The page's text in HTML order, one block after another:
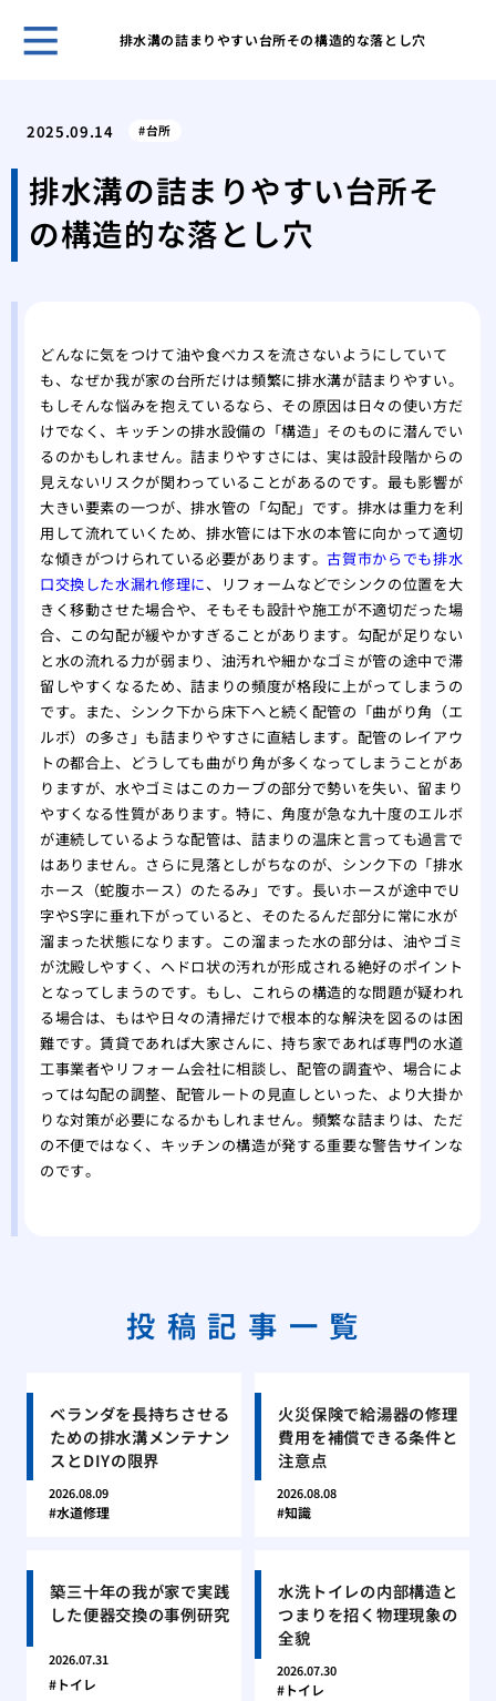
排水溝の詰まりやすい台所その構造的な落とし穴
天
コ
失
と
2025.09.14 台所
排水溝の詰まりやすい台所そ
の構造的な落とし穴
どんなに気をつけて油や食べカスを流さないようにしていて
も、なぜか我が家の台所だけは頻繁に排水溝が詰まりやすい。
もしそんな悩みを抱えているなら、その原因は日々の使い方だ
けでなく、キッチンの排水設備の「構造」そのものに潜んでい
るのかもしれません。詰まりやすさには、実は設計段階からの
見えないリスクが関わっていることがあるのです。最も影響が
大きい要素の一つが、排水管の「勾配」です。排水は重力を利
用して流れていくため、排水管には下水の本管に向かって適切
な傾きがつけられている必要があります。古賀市からでも排水
口交換した水漏れ修理に、リフォームなどでシンクの位置を大
きく移動させた場合や、そもそも設計や施工が不適切だった場
合、この勾配が緩やかすぎることがあります。勾配が足りない
と水の流れる力が弱まり、油汚れや細かなゴミが管の途中で滞
留しやすくなるため、詰まりの頻度が格段に上がってしまうの
です。また、シンク下から床下へと続く配管の「曲がり角（エ
ルボ）の多さ」も詰まりやすさに直結します。配管のレイアウ
トの都合上、どうしても曲がり角が多くなってしまうことがあ
りますが、水やゴミはこのカーブの部分で勢いを失い、留まり
やすくなる性質があります。特に、角度が急な九十度のエルボ
が連続しているような配管は、詰まりの温床と言っても過言で
はありません。さらに見落としがちなのが、シンク下の「排水
ホース（蛇腹ホース）のたるみ」です。長いホースが途中でU
字やS字に垂れ下がっていると、そのたるんだ部分に常に水が
溜まった状態になります。この溜まった水の部分は、油やゴミ
が沈殿しやすく、ヘドロ状の汚れが形成される絶好のポイント
となってしまうのです。もし、これらの構造的な問題が疑われ
る場合は、もはや日々の清掃だけで根本的な解決を図るのは困
難です。賃貸であれば大家さんに、持ち家であれば専門の水道
工事業者やリフォーム会社に相談し、配管の調査や、場合によ
っては勾配の調整、配管ルートの見直しといった、より大掛か
りな対策が必要になるかもしれません。頻繁な詰まりは、ただ
の不便ではなく、キッチンの構造が発する重要な警告サインな
のです。
投稿記事一覧
ベランダを長持ちさせる
ための排水溝メンテナン
スとDIYの限界
2026.08.09
水道修理
火災保険で給湯器の修理
費用を補償できる条件と
注意点
2026.08.08
知識
築三十年の我が家で実践
した便器交換の事例研究
2026.07.31
トイレ
水洗トイレの内部構造と
つまりを招く物理現象の
全貌
2026.07.30
トイレ